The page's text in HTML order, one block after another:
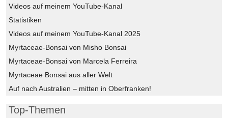
Videos auf meinem YouTube-Kanal
Statistiken
Videos auf meinem YouTube-Kanal 2025
Myrtaceae-Bonsai von Misho Bonsai
Myrtaceae-Bonsai von Marcela Ferreira
Myrtaceae Bonsai aus aller Welt
Auf nach Australien – mitten in Oberfranken!
Top-Themen